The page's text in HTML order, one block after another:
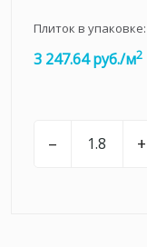
Плиток в упаковке:
3 247.64 руб./м2
– +